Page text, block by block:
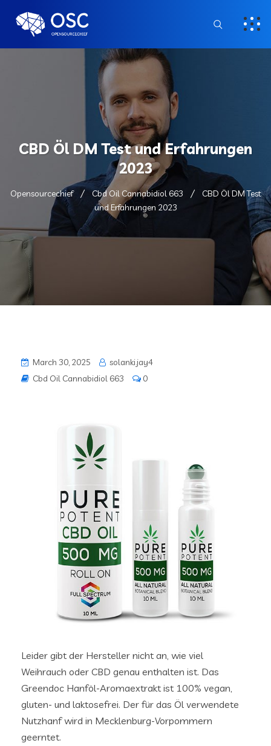
CBD Öl DM Test und Erfahrungen
2023
Opensourcechief Cbd Oil Cannabidiol 663
CBD Öl DM Test
und Erfahrungen 2023
March 30, 2025
solanki.jay4
Cbd Oil Cannabidiol 663
0
Leider gibt der Hersteller nicht an, wie viel
Weihrauch oder CBD genau enthalten ist. Das
Greendoc Hanföl-Aromaextrakt ist 100% vegan,
gluten- und laktosefrei. Der für das Öl verwendete
Nutzhanf wird in Mecklenburg-Vorpommern
geerntet.